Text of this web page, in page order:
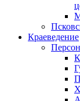
Краеведение